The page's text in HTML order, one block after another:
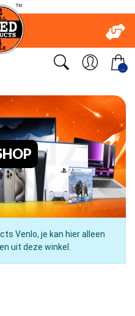
..
Venlo, je kan hier alleen
uit deze winkel.